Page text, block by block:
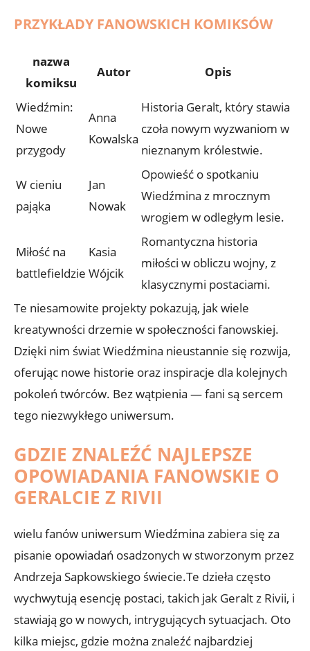
PRZYKŁADY FANOWSKICH KOMIKSÓW
nazwa
komiksu
Autor Opis
Wiedźmin:
Nowe
przygody
Anna
Kowalska
Historia Geralt, który stawia
czoła nowym wyzwaniom w
nieznanym królestwie.
W cieniu
pająka
Jan
Nowak
Opowieść o spotkaniu
Wiedźmina z mrocznym
wrogiem w odległym lesie.
Miłość na
battlefieldzie
Kasia
Wójcik
Romantyczna historia
miłości w obliczu wojny, z
klasycznymi postaciami.
Te niesamowite projekty pokazują, jak wiele
kreatywności drzemie w społeczności fanowskiej.
Dzięki nim świat Wiedźmina nieustannie się rozwija,
oferując nowe historie oraz inspiracje dla kolejnych
pokoleń twórców. Bez wątpienia — fani są sercem
tego niezwykłego uniwersum.
GDZIE ZNALEŹĆ NAJLEPSZE
OPOWIADANIA FANOWSKIE O
GERALCIE Z RIVII
wielu fanów uniwersum Wiedźmina zabiera się za
pisanie opowiadań osadzonych w stworzonym przez
Andrzeja Sapkowskiego świecie.Te dzieła często
wychwytują esencję postaci, takich jak Geralt z Rivii, i
stawiają go w nowych, intrygujących sytuacjach. Oto
kilka miejsc, gdzie można znaleźć najbardziej